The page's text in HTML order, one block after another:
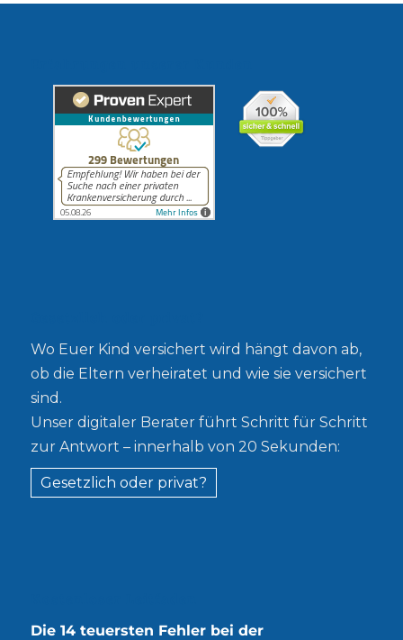
Wo Euer Kind versichert wird hängt davon ab,
ob die Eltern verheiratet und wie sie versichert
sind.
Unser digitaler Berater führt Schritt für Schritt
zur Antwort – innerhalb von 20 Sekunden:
Gesetzlich oder privat?
Die 14 teuersten Fehler bei der